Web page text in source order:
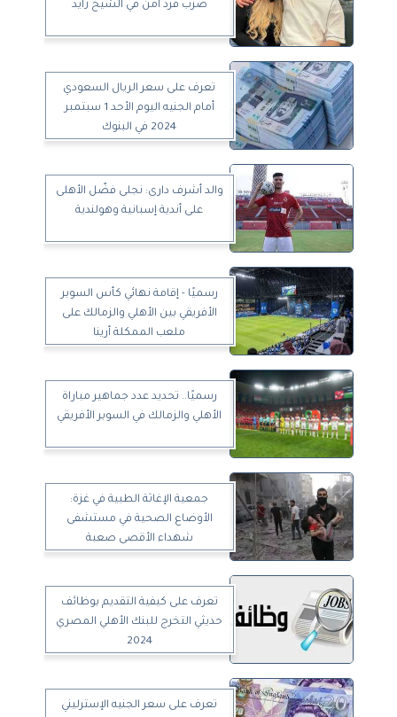
ضرب فرد أمن في الشيخ زايد
تعرف على سعر الريال السعودي
أمام الجنيه اليوم الأحد 1 سبتمبر
2024 في البنوك
والد أشرف دارى: نجلى فضّل الأهلى
على أندية إسبانية وهولندية
رسميًا - إقامة نهائي كأس السوبر
الأفريقي بين الأهلي والزمالك على
ملعب الممكلة أرينا
رسميًا.. تحديد عدد جماهير مباراة
الأهلي والزمالك في السوبر الأفريقي
جمعية الإغاثة الطبية في غزة:
الأوضاع الصحية في مستشفى
شهداء الأقصى صعبة
تعرف على كيفية التقديم بوظائف
حديثي التخرج للبنك الأهلي المصري
2024
تعرف على سعر الجنيه الإسترليني